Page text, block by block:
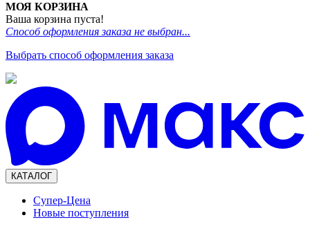
МОЯ КОРЗИНА
Ваша корзина пуста!
Способ оформления заказа не выбран...
Выбрать способ оформления заказа
КАТАЛОГ
Супер-Цена
Новые поступления